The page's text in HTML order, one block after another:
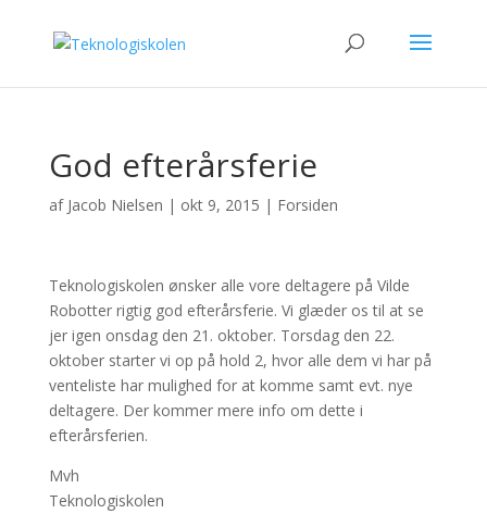
God efterårsferie
af Jacob Nielsen | okt 9, 2015 | Forsiden
Teknologiskolen ønsker alle vore deltagere på Vilde
Robotter rigtig god efterårsferie. Vi glæder os til at se
jer igen onsdag den 21. oktober. Torsdag den 22.
oktober starter vi op på hold 2, hvor alle dem vi har på
venteliste har mulighed for at komme samt evt. nye
deltagere. Der kommer mere info om dette i
efterårsferien.
Mvh
Teknologiskolen